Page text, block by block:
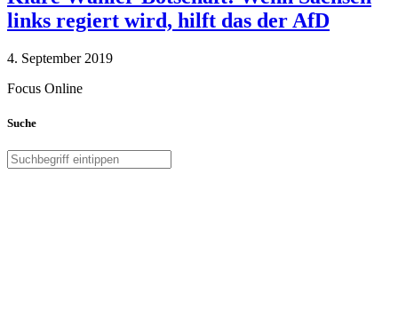
links regiert wird, hilft das der AfD
4. September 2019
Focus Online
Suche